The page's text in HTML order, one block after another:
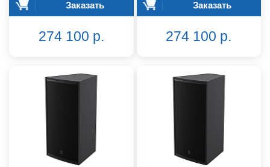
Заказать
274 100 р.
Заказать
274 100 р.